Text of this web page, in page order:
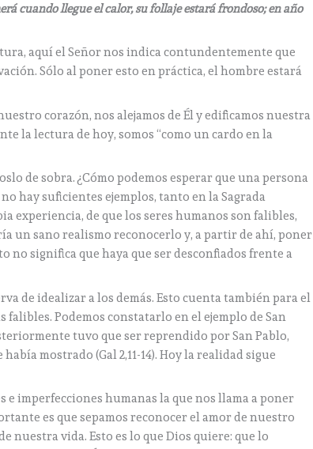
cuando llegue el calor, su follaje estará frondoso; en año
aquí el Señor nos indica contundentemente que
Sólo al poner esto en práctica, el hombre estará
corazón, nos alejamos de Él y edificamos nuestra
la lectura de hoy, somos “como un cardo en la
de sobra. ¿Cómo podemos esperar que una persona
hay suficientes ejemplos, tanto en la Sagrada
experiencia, de que los seres humanos son falibles,
un sano realismo reconocerlo y, a partir de ahí, poner
no significa que haya que ser desconfiados frente a
de idealizar a los demás. Esto cuenta también para el
Podemos constatarlo en el ejemplo de San
tuvo que ser reprendido por San Pablo,
mostrado (Gal 2,11-14). Hoy la realidad sigue
imperfecciones humanas la que nos llama a poner
es que sepamos reconocer el amor de nuestro
nuestra vida. Esto es lo que Dios quiere: que lo